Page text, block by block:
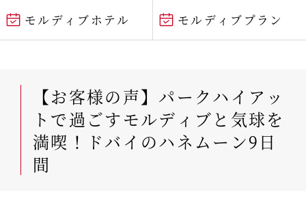
モルディブホテル モルディブプラン
【お客様の声】パークハイアッ
トで過ごすモルディブと気球を
満喫！ドバイのハネムーン9日
間